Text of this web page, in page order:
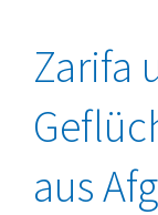
Zarifa
aus